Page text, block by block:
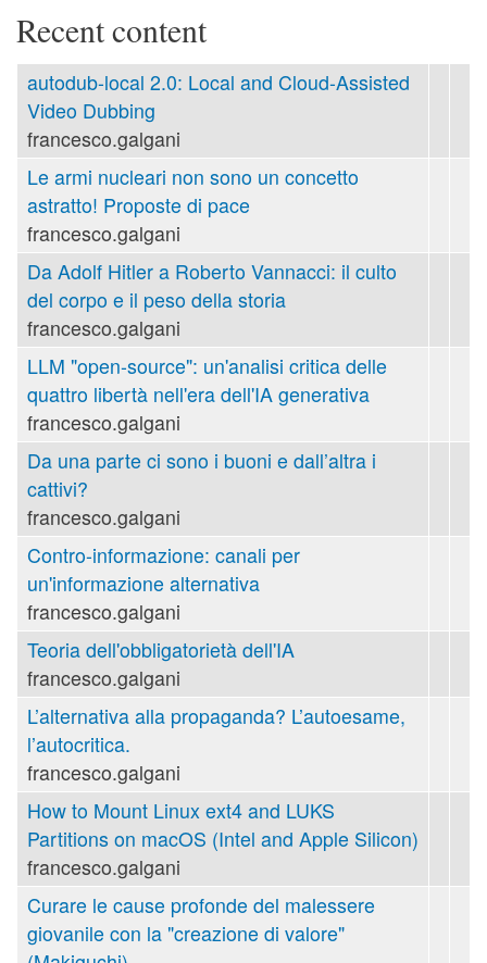
Recent content
autodub-local 2.0: Local and Cloud-Assisted
Video Dubbing
francesco.galgani
Le armi nucleari non sono un concetto
astratto! Proposte di pace
francesco.galgani
Da Adolf Hitler a Roberto Vannacci: il culto
del corpo e il peso della storia
francesco.galgani
LLM "open-source": un'analisi critica delle
quattro libertà nell'era dell'IA generativa
francesco.galgani
Da una parte ci sono i buoni e dall’altra i
cattivi?
francesco.galgani
Contro-informazione: canali per
un'informazione alternativa
francesco.galgani
Teoria dell'obbligatorietà dell'IA
francesco.galgani
L’alternativa alla propaganda? L’autoesame,
l’autocritica.
francesco.galgani
How to Mount Linux ext4 and LUKS
Partitions on macOS (Intel and Apple Silicon)
francesco.galgani
Curare le cause profonde del malessere
giovanile con la "creazione di valore"